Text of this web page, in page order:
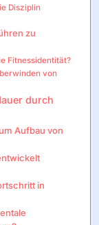
Disziplin
zu
Fitnessidentität?
von
durch
Aufbau von
in